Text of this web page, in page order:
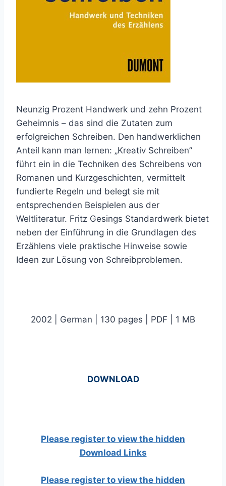
Neunzig Prozent Handwerk und zehn Prozent
Geheimnis – das sind die Zutaten zum
erfolgreichen Schreiben. Den handwerklichen
Anteil kann man lernen: „Kreativ Schreiben”
führt ein in die Techniken des Schreibens von
Romanen und Kurzgeschichten, vermittelt
fundierte Regeln und belegt sie mit
entsprechenden Beispielen aus der
Weltliteratur. Fritz Gesings Standardwerk bietet
neben der Einführung in die Grundlagen des
Erzählens viele praktische Hinweise sowie
Ideen zur Lösung von Schreibproblemen.
2002 | German | 130 pages | PDF | 1 MB
DOWNLOAD
Please register to view the hidden
Download Links
Please register to view the hidden